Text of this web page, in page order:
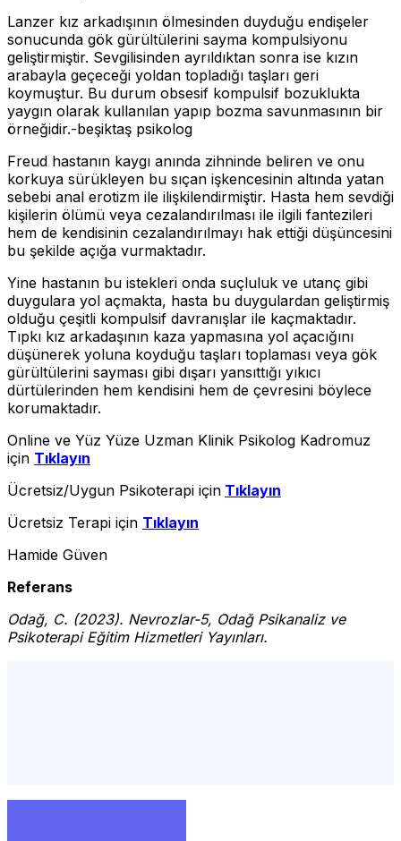
Lanzer kız arkadışının ölmesinden duyduğu endişeler
sonucunda gök gürültülerini sayma kompulsiyonu
geliştirmiştir. Sevgilisinden ayrıldıktan sonra ise kızın
arabayla geçeceği yoldan topladığı taşları geri
koymuştur. Bu durum obsesif kompulsif bozuklukta
yaygın olarak kullanılan yapıp bozma savunmasının bir
örneğidir.-beşiktaş psikolog
Freud hastanın kaygı anında zihninde beliren ve onu
korkuya sürükleyen bu sıçan işkencesinin altında yatan
sebebi anal erotizm ile ilişkilendirmiştir. Hasta hem sevdiği
kişilerin ölümü veya cezalandırılması ile ilgili fantezileri
hem de kendisinin cezalandırılmayı hak ettiği düşüncesini
bu şekilde açığa vurmaktadır.
Yine hastanın bu istekleri onda suçluluk ve utanç gibi
duygulara yol açmakta, hasta bu duygulardan geliştirmiş
olduğu çeşitli kompulsif davranışlar ile kaçmaktadır.
Tıpkı kız arkadaşının kaza yapmasına yol açacığını
düşünerek yoluna koyduğu taşları toplaması veya gök
gürültülerini sayması gibi dışarı yansıttığı yıkıcı
dürtülerinden hem kendisini hem de çevresini böylece
korumaktadır.
Online ve Yüz Yüze Uzman Klinik Psikolog Kadromuz
için Tıklayın
Ücretsiz/Uygun Psikoterapi için Tıklayın
Ücretsiz Terapi için Tıklayın
Hamide Güven
Referans
Odağ, C. (2023). Nevrozlar-5, Odağ Psikanaliz ve
Psikoterapi Eğitim Hizmetleri Yayınları.